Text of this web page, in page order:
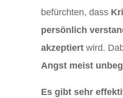
befürchten, dass
persönlich
akzeptiertwird.
Angst meist
Es gibt sehr